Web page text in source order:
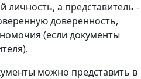
личность, а представитель -
доверенность,
(если документы
можно представить в